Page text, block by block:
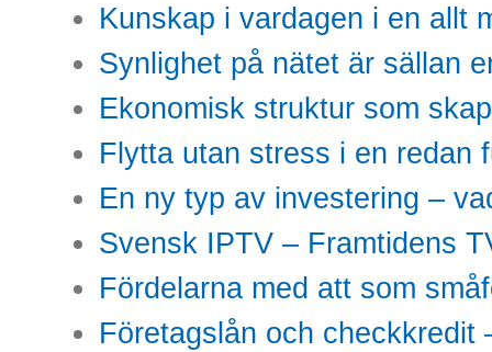
Kunskap i vardagen i en allt
Synlighet på nätet är sällan
Ekonomisk struktur som
Flytta utan stress i en redan
En ny typ av investering –
Svensk IPTV – Framtidens
Fördelarna med att som
Företagslån och checkkredit